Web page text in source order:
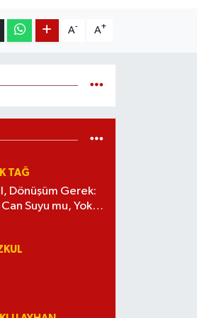
A- A+
TAĞ
Dönüşüm Gerek:
Suyu mu, Yoksa